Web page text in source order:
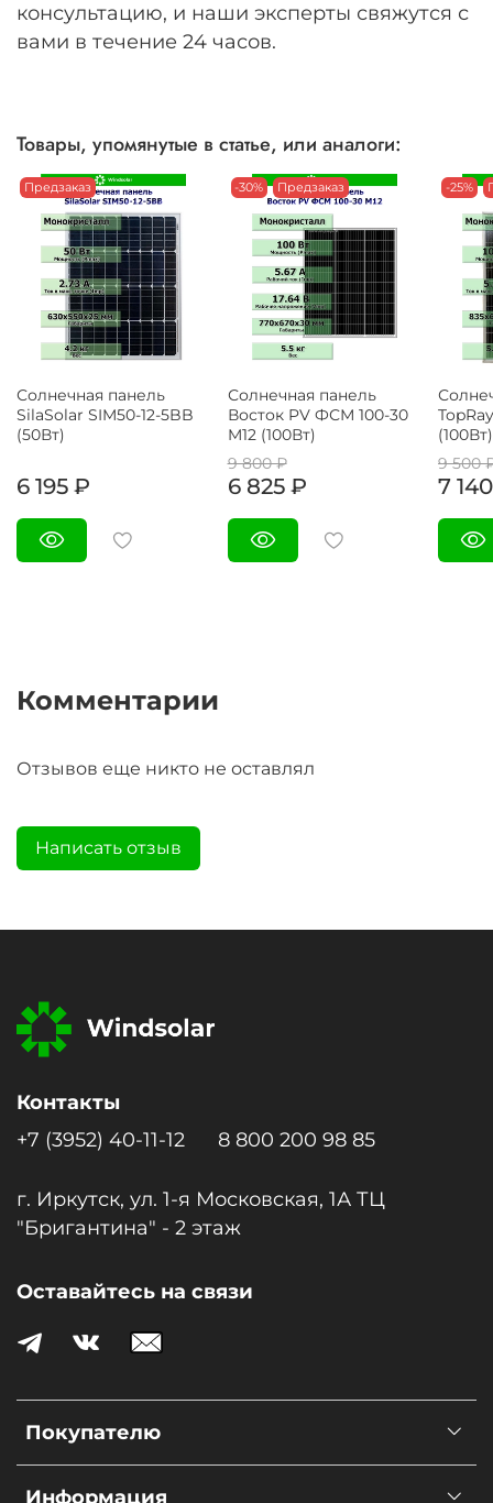
консультацию, и наши эксперты свяжутся с
вами в течение 24 часов.
Товары, упомянутые в статье, или аналоги:
Предзаказ
Солнечная панель
SilaSolar SIM50-12-5BB
(50Вт)
6 195 ₽
-30% Предзаказ
Солнечная панель
Восток PV ФСМ 100-30
M12 (100Вт)
9 800 ₽
6 825 ₽
-25%
(100Вт)
9 500
7
Комментарии
Отзывов еще никто не оставлял
Написать отзыв
Покупателю
Информация
Контакты
+7 (3952) 40-11-12
8 800 200 98 85
г. Иркутск, ул. 1-я Московcкая, 1А ТЦ
"Бригантина" - 2 этаж
Оставайтесь на связи